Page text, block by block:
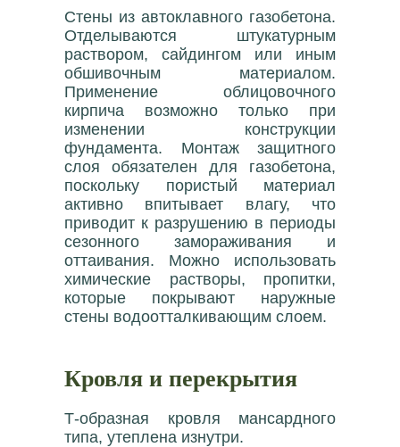
Стены из автоклавного газобетона.
Отделываются штукатурным
раствором, сайдингом или иным
обшивочным материалом.
Применение облицовочного
кирпича возможно только при
изменении конструкции
фундамента. Монтаж защитного
слоя обязателен для газобетона,
поскольку пористый материал
активно впитывает влагу, что
приводит к разрушению в периоды
сезонного замораживания и
оттаивания. Можно использовать
химические растворы, пропитки,
которые покрывают наружные
стены водоотталкивающим слоем.
Кровля и перекрытия
Т-образная кровля мансардного
типа, утеплена изнутри.